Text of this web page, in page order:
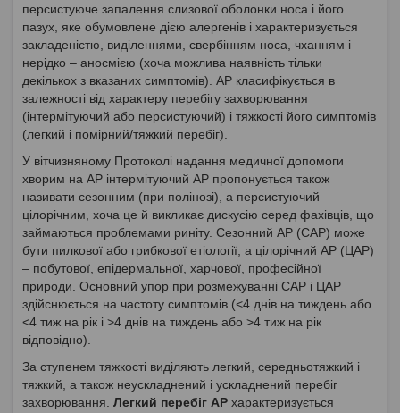
персистуюче запалення слизової оболонки носа і його
пазух, яке обумовлене дією алергенів і характеризується
закладеністю, виділеннями, свербінням носа, чханням і
нерідко – аносмією (хоча можлива наявність тільки
декількох з вказаних симптомів). АР класифікується в
залежності від характеру перебігу захворювання
(інтермітуючий або персистуючий) і тяжкості його симптомів
(легкий і помірний/тяжкий перебіг).
У вітчизняному Протоколі надання медичної допомоги
хворим на АР інтермітуючий АР пропонується також
називати сезонним (при полінозі), а персистуючий –
цілорічним, хоча це й викликає дискусію серед фахівців, що
займаються проблемами риніту. Сезонний АР (САР) може
бути пилкової або грибкової етіології, а цілорічний АР (ЦАР)
– побутової, епідермальної, харчової, професійної
природи. Основний упор при розмежуванні САР і ЦАР
здійснюється на частоту симптомів (<4 днів на тиждень або
<4 тиж на рік і >4 днів на тиждень або >4 тиж на рік
відповідно).
За ступенем тяжкості виділяють легкий, середньотяжкий і
тяжкий, а також неускладнений і ускладнений перебіг
захворювання. Легкий перебіг АР характеризується